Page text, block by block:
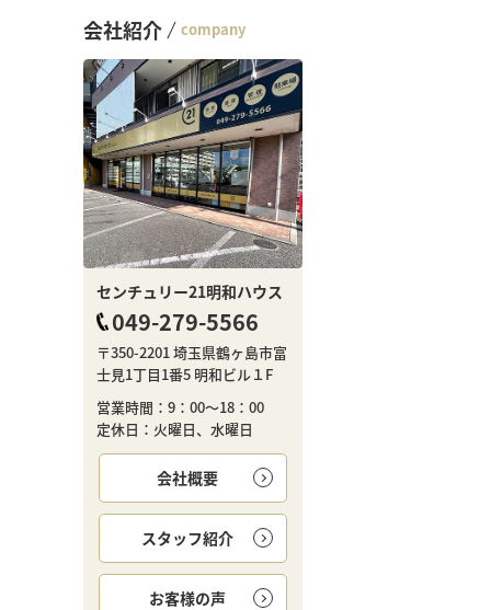
会社紹介 company
センチュリー21明和ハウス
049-279-5566
〒350-2201 埼玉県鶴ヶ島市富
士見1丁目1番5 明和ビル１F
営業時間：9：00～18：00
定休日：火曜日、水曜日
会社概要
スタッフ紹介
お客様の声